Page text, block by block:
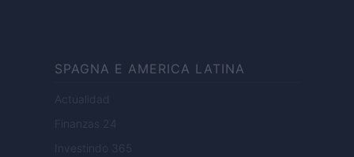
SPAGNA E AMERICA LATINA
Actualidad
Finanzas 24
Investindo 365